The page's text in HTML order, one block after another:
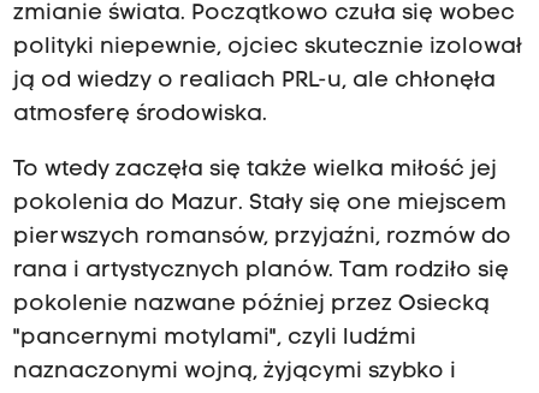
zmianie świata. Początkowo czuła się wobec
polityki niepewnie, ojciec skutecznie izolował
ją od wiedzy o realiach PRL-u, ale chłonęła
atmosferę środowiska.
To wtedy zaczęła się także wielka miłość jej
pokolenia do Mazur. Stały się one miejscem
pierwszych romansów, przyjaźni, rozmów do
rana i artystycznych planów. Tam rodziło się
pokolenie nazwane później przez Osiecką
"pancernymi motylami", czyli ludźmi
naznaczonymi wojną, żyjącymi szybko i